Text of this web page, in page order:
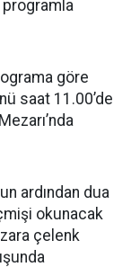
programla
göre
saat 11.00’de
ardından dua
okunacak
çelenk